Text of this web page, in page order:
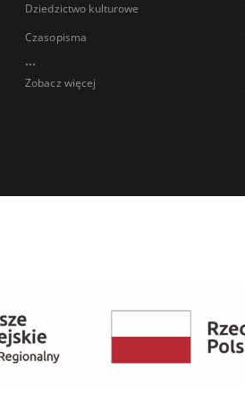
Dziedzictwo kulturowe
Czasopisma
...
Zobacz więcej